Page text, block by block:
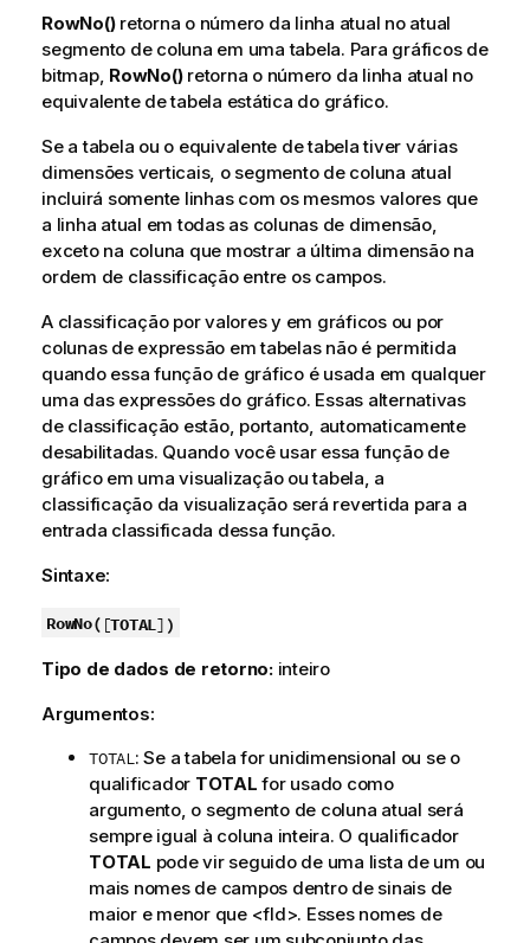
RowNo()retorna o número da linha atual no atual
segmento de coluna em uma tabela. Para gráficos de
bitmap, RowNo()retorna o número da linha atual no
equivalente de tabela estática do gráfico.
Se a tabela ou o equivalente de tabela tiver várias
dimensões verticais, o segmento de coluna atual
incluirá somente linhas com os mesmos valores que
a linha atual em todas as colunas de dimensão,
exceto na coluna que mostrar a última dimensão na
ordem de classificação entre os campos.
A classificação por valores y em gráficos ou por
colunas de expressão em tabelas não é permitida
quando essa função de gráfico é usada em qualquer
uma das expressões do gráfico. Essas alternativas
de classificação estão, portanto, automaticamente
desabilitadas. Quando você usar essa função de
gráfico em uma visualização ou tabela, a
classificação da visualização será revertida para a
entrada classificada dessa função.
Sintaxe:
RowNo( [TOTAL] )
Tipo de dados de retorno: inteiro
Argumentos:
TOTAL: Se a tabela for unidimensional ou se o
qualificador TOTAL for usado como
argumento, o segmento de coluna atual será
sempre igual à coluna inteira. O qualificador
TOTAL pode vir seguido de uma lista de um ou
mais nomes de campos dentro de sinais de
maior e menor que <fld>. Esses nomes de